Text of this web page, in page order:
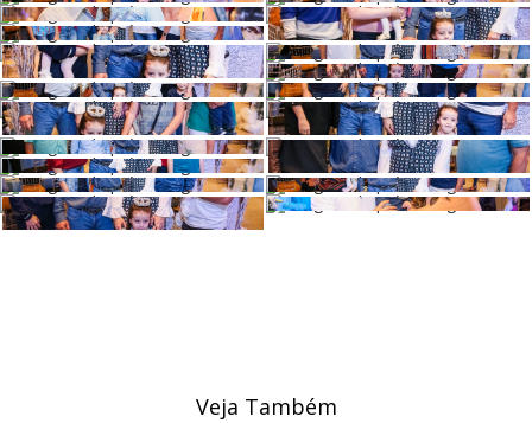
Veja Também